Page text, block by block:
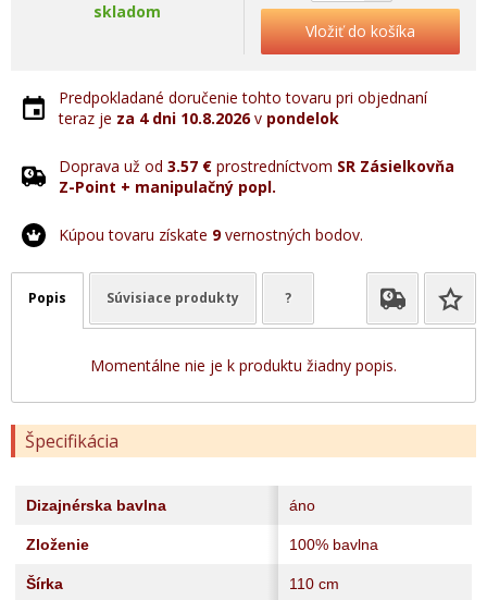
skladom
Vložiť do košíka
Predpokladané doručenie tohto tovaru pri objednaní
teraz je za 4 dni 10.8.2026v pondelok
Doprava už od 3.57 € prostredníctvom SR Zásielkovňa
Z-Point + manipulačný popl.
Kúpou tovaru získate 9vernostných bodov.
Popis Súvisiace produkty ?
Momentálne nie je k produktu žiadny popis.
Špecifikácia
Dizajnérska bavlna áno
Zloženie 100% bavlna
Šírka 110 cm